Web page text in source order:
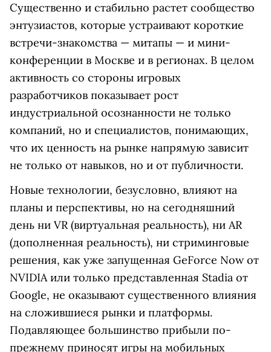
Существенно и стабильно растет сообщество
энтузиастов, которые устраивают короткие
встречи-знакомства — митапы — и мини-
конференции в Москве и в регионах. В целом
активность со стороны игровых
разработчиков показывает рост
индустриальной осознанности не только
компаний, но и специалистов, понимающих,
что их ценность на рынке напрямую зависит
не только от навыков, но и от публичности.
Новые технологии, безусловно, влияют на
планы и перспективы, но на сегодняшний
день ни VR (виртуальная реальность), ни AR
(дополненная реальность), ни стриминговые
решения, как уже запущенная GeForce Now от
NVIDIA или только представленная Stadia от
Google, не оказывают существенного влияния
на сложившиеся рынки и платформы.
Подавляющее большинство прибыли по-
прежнему приносят игры на мобильных